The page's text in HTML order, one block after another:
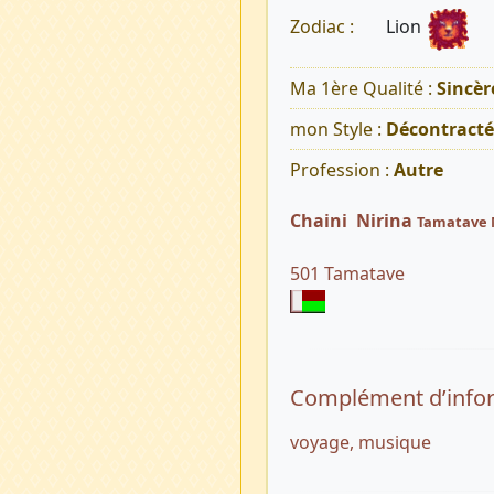
Zodiac : Lion
Ma 1ère Qualité :
mon Style : Décontracté
Profession : Autre
Chaini Nirina Tamatave
501 Tamatave
Complément
voyage, musique